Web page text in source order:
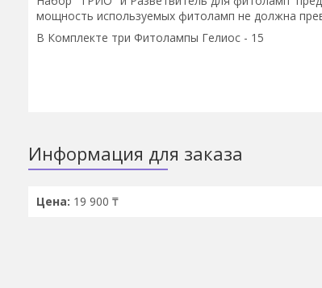
мощность используемых фитоламп не должна
В Комплекте три Фитолампы Гелиос - 15
Информация для заказа
Цена: 19 900 ₸